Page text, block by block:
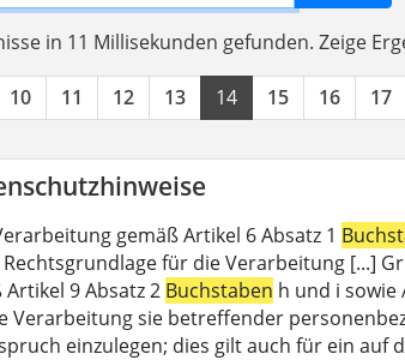
in 11 Millisekunden gefunden. Zeige
10 11 12 13 14 15 16 17
gemäß Artikel 6 Absatz 1
für die Verarbeitung [...]
9 Absatz 2 Buchstaben h und i sowie
Verarbeitung sie betreffender
einzulegen; dies gilt auch für ein auf